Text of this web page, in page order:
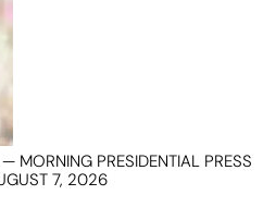
MORNING PRESIDENTIAL PRESS
7, 2026